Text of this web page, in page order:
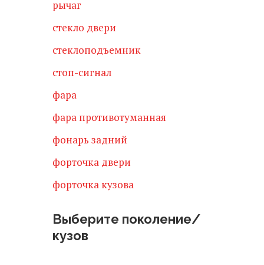
рычаг
стекло двери
стеклоподъемник
стоп-сигнал
фара
фара противотуманная
фонарь задний
форточка двери
форточка кузова
Выберите поколение/
кузов